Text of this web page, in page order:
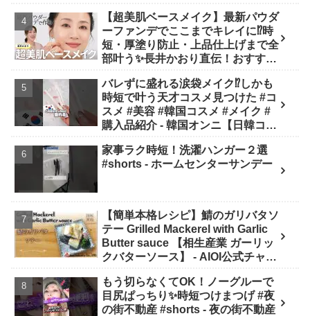
【超美肌ベースメイク】最新パウダ
ーファンデでここまでキレイに⁉️時
短・厚塗り防止・上品仕上げまで全
部叶う✨長井かおり直伝！おすすめ
方”を徹底解説💡 - 長井かおり | おし
ゃべりメイクBOX
バレずに盛れる涙袋メイク⁉︎しかも
時短で叶う天才コスメ見つけた #コ
スメ #美容 #韓国コスメ #メイク #
購入品紹介 - 韓国オンニ【日韓コス
家事ラク時短！洗濯ハンガー２選
#shorts - ホームセンターサンデー
【簡単本格レシピ】鯖のガリバタソ
テー Grilled Mackerel with Garlic
Butter sauce 【相生産業 ガーリッ
クバターソース】 - AIOI公式チャン
もう切らなくてOK！ノーグルーで
目尻ぱっちり✨時短つけまつげ #夜
の街不動産 #shorts - 夜の街不動産